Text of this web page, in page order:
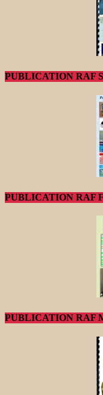
PUBLICATION RAF
PUBLICATION RAF
PUBLICATION RAF